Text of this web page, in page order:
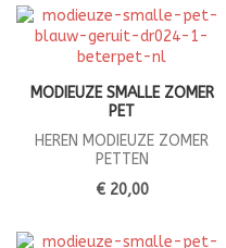
MODIEUZE SMALLE ZOMER
PET
HEREN MODIEUZE ZOMER
PETTEN
€ 20,00